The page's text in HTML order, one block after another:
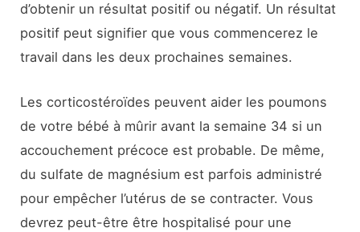
d’obtenir un résultat positif ou négatif. Un résultat
positif peut signifier que vous commencerez le
travail dans les deux prochaines semaines.
Les corticostéroïdes peuvent aider les poumons
de votre bébé à mûrir avant la semaine 34 si un
accouchement précoce est probable. De même,
du sulfate de magnésium est parfois administré
pour empêcher l’utérus de se contracter. Vous
devrez peut-être être hospitalisé pour une